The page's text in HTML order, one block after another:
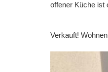
offener Küche ist
Verkauft!